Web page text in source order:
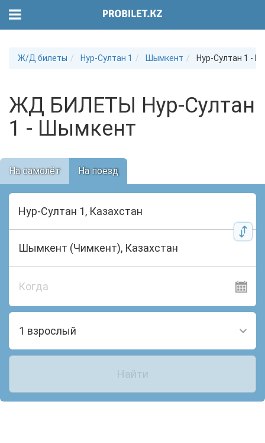
Ж/Д билеты Нур-Султан 1 Шымкент Нур-Султан 1 -
ЖД БИЛЕТЫ Нур-Султан
1 - Шымкент
На самолёт На поезд
Когда
1 взрослый
Найти